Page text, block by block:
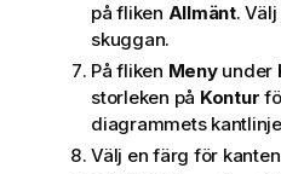
på fliken Allmänt. Välj
skuggan.
På fliken Menyunder
storleken på Kontur
diagrammets
Välj en färg för